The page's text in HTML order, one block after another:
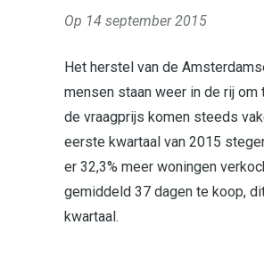
Op 14 september 2015
Het herstel van de
mensen staan weer in de rij
de vraagprijs komen steeds
eerste kwartaal van 2015
er 32,3% meer woningen
gemiddeld 37 dagen te koop,
kwartaal.